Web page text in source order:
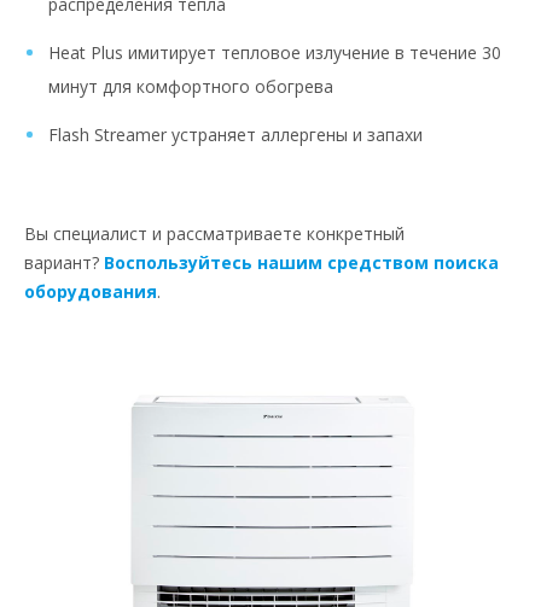
Heat Plus имитирует тепловое излучение в течение 30
минут для комфортного обогрева
Flash Streamer устраняет аллергены и запахи
Вы специалист и рассматриваете конкретный
вариант? Воспользуйтесь нашим средством поиска
оборудования.